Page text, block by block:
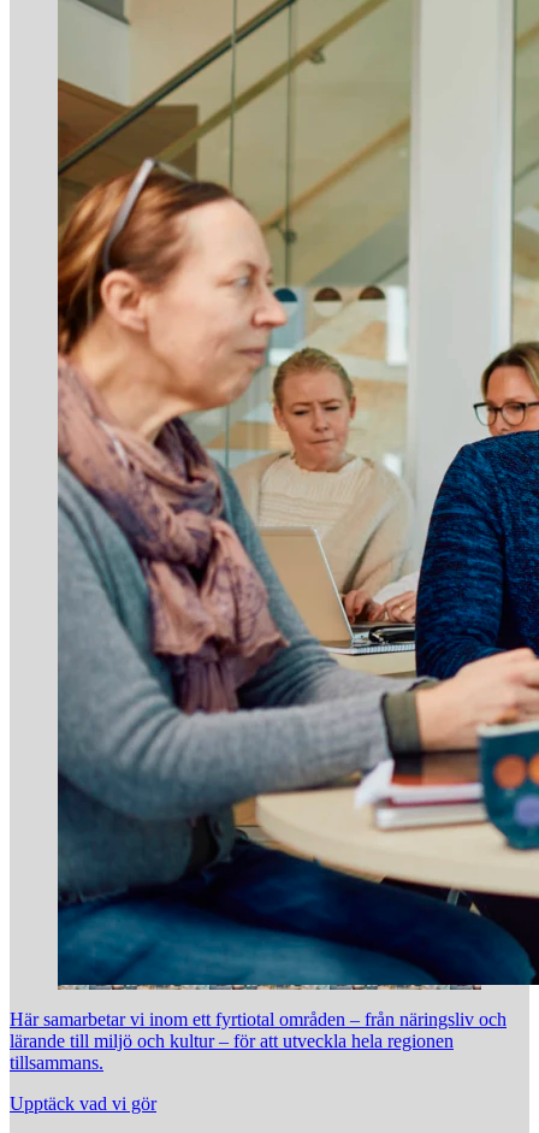
Här samarbetar vi inom ett fyrtiotal områden – från näringsliv och
lärande till miljö och kultur – för att utveckla hela regionen
tillsammans.
Upptäck vad vi gör